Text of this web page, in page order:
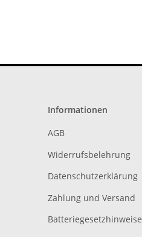
Informationen
AGB
Widerrufsbelehrung
Datenschutzerklärung
Zahlung und Versand
Batteriegesetzhinweise